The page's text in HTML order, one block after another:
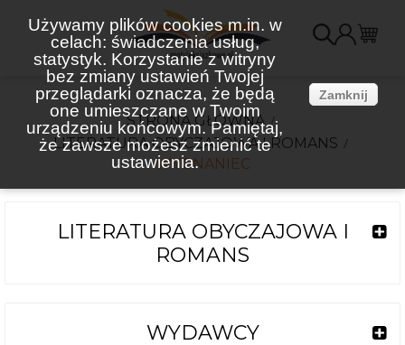
Używamy plików cookies m.in. w
celach: świadczenia usług,
statystyk. Korzystanie z witryny
bez zmiany ustawień Twojej
przeglądarki oznacza, że będą
one umieszczane w Twoim
urządzeniu końcowym. Pamiętaj,
że zawsze możesz zmienić te
ustawienia.
Zamknij
STRONA GŁÓWNA
LITERATURA OBYCZAJOWA I ROMANS
WYGNANIEC
LITERATURA OBYCZAJOWA I
ROMANS
WYDAWCY